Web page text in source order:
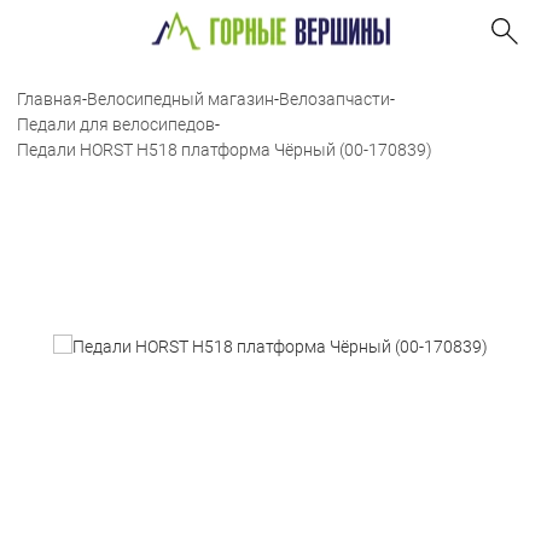
Главная-Велосипедный магазин-Велозапчасти-
Педали для велосипедов-
Педали HORST H518 платформа Чёрный (00-170839)